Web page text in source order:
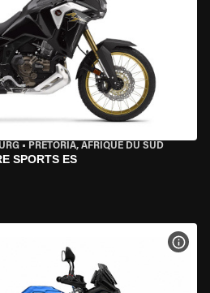
• PRETORIA, AFRIQUE DU SUD
SPORTS ES